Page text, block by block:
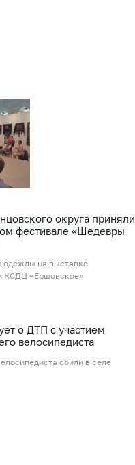
округа приняли
фестивале «Шедевры
одежды на выставке
КСДЦ «Ершовское»
о ДТП с участием
велосипедиста
сбили в селе